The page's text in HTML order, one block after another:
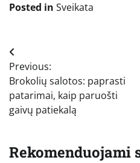
Posted in Sveikata
Navigacija
tarp
įrašų
Previous:
Brokolių salotos: paprasti
patarimai, kaip paruošti
gaivų patiekalą
Rekomenduojami